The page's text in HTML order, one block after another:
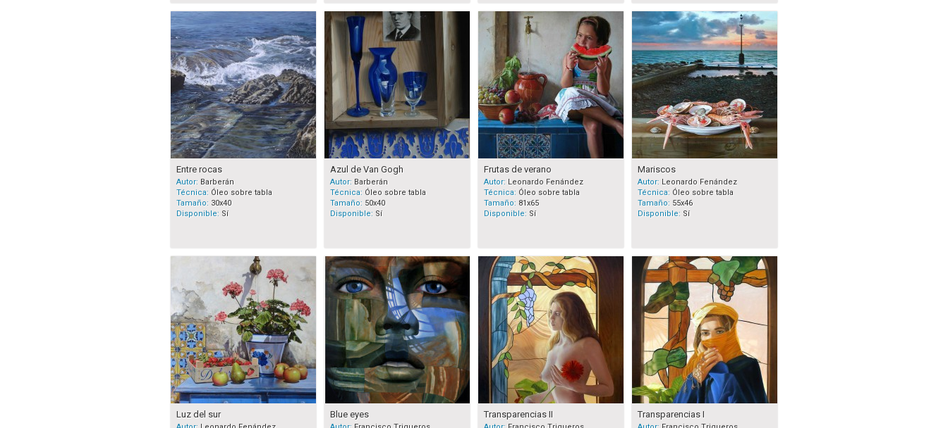
Entre rocas
Autor: Barberán
Técnica: Óleo sobre tabla
Tamaño: 30x40
Disponible: Sí
Azul de Van Gogh
Autor: Barberán
Técnica: Óleo sobre tabla
Tamaño: 50x40
Disponible: Sí
Frutas de verano
Autor: Leonardo Fenández
Técnica: Óleo sobre tabla
Tamaño: 81x65
Disponible: Sí
Mariscos
Autor: Leonardo Fenández
Técnica: Óleo sobre tabla
Tamaño: 55x46
Disponible: Sí
Luz del sur Blue eyes Transparencias II Transparencias I